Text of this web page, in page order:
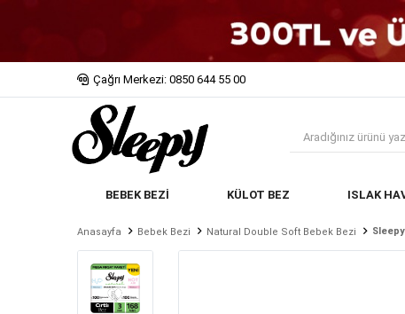
Çağrı Merkezi: 0850 644 55 00
BEBEK BEZİ KÜLOT BEZ ISLAK
Anasayfa Bebek Bezi Natural Double Soft Bebek Bezi